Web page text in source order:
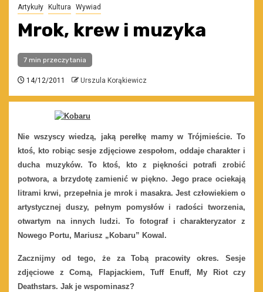
Artykuły Kultura Wywiad
Mrok, krew i muzyka
7 min przeczytania
14/12/2011 Urszula Korąkiewicz
Nie wszyscy wiedzą, jaką perełkę mamy w Trójmieście. To
ktoś, kto robiąc sesje zdjęciowe zespołom, oddaje charakter i
ducha muzyków. To ktoś, kto z piękności potrafi zrobić
potwora, a brzydotę zamienić w piękno. Jego prace ociekają
litrami krwi, przepełnia je mrok i masakra. Jest człowiekiem o
artystycznej duszy, pełnym pomysłów i radości tworzenia,
otwartym na innych ludzi. To fotograf i charakteryzator z
Nowego Portu, Mariusz „Kobaru” Kowal.
Zacznijmy od tego, że za Tobą pracowity okres. Sesje
zdjęciowe z Comą, Flapjackiem, Tuff Enuff, My Riot czy
Deathstars. Jak je wspominasz?